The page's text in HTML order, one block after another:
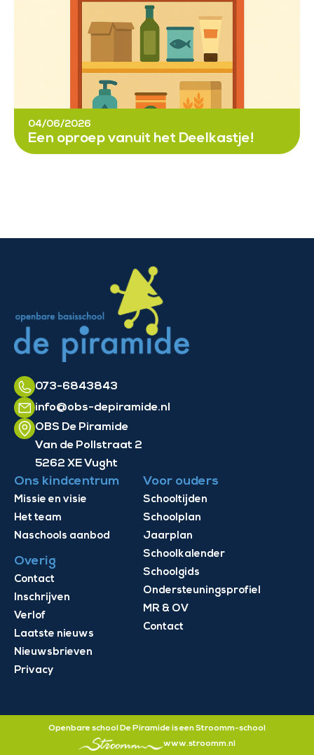
04/06/2026
Een oproep vanuit het Deelkastje!
073-6843843
info@obs-depiramide.nl
OBS De Piramide
Van de Pollstraat 2
5262 XE Vught
Ons kindcentrum
Missie en visie
Het team
Naschools aanbod
Overig
Contact
Inschrijven
Verlof
Laatste nieuws
Nieuwsbrieven
Privacy
Voor ouders
Schooltijden
Schoolplan
Jaarplan
Schoolkalender
Schoolgids
Ondersteuningsprofiel
MR & OV
Contact
Openbare school De Piramide is een Stroomm-school
www.stroomm.nl